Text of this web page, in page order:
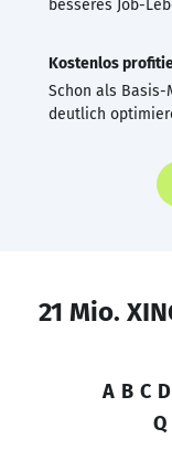
besseres Job-
Kostenlos
Schon als Basis-
deutlich
21 Mio.
A B C D
Q